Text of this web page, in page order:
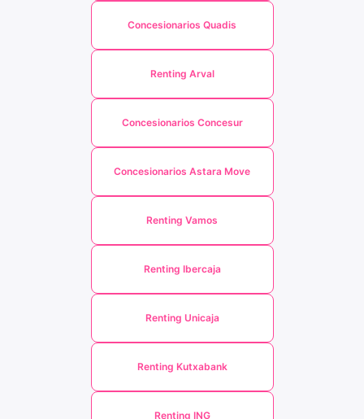
Concesionarios Quadis
Renting Arval
Concesionarios Concesur
Concesionarios Astara Move
Renting Vamos
Renting Ibercaja
Renting Unicaja
Renting Kutxabank
Renting ING